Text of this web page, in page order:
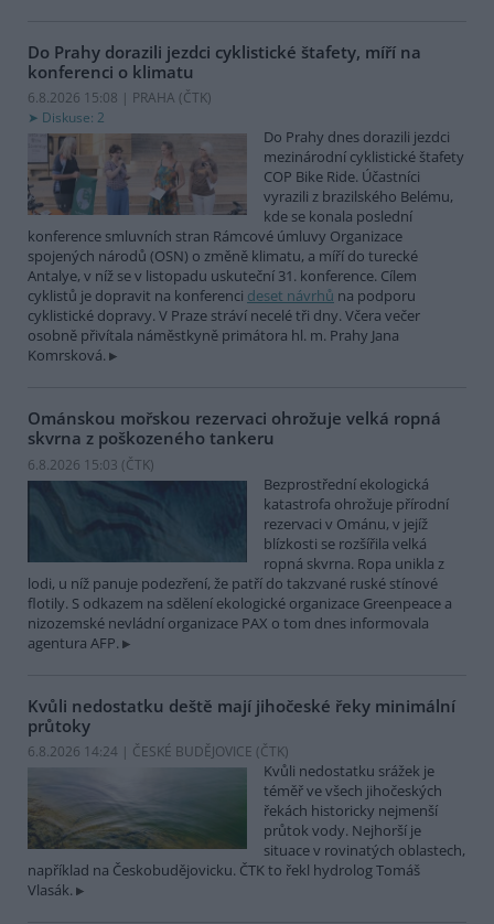
Do Prahy dorazili jezdci cyklistické štafety, míří na
konferenci o klimatu
6.8.2026 15:08 | PRAHA (ČTK)
Diskuse: 2
Do Prahy dnes dorazili jezdci
mezinárodní cyklistické štafety
COP Bike Ride. Účastníci
vyrazili z brazilského Belému,
kde se konala poslední
konference smluvních stran Rámcové úmluvy Organizace
spojených národů (OSN) o změně klimatu, a míří do turecké
Antalye, v níž se v listopadu uskuteční 31. konference. Cílem
cyklistů je dopravit na konferenci deset návrhů na podporu
cyklistické dopravy. V Praze stráví necelé tři dny. Včera večer
osobně přivítala náměstkyně primátora hl. m. Prahy Jana
Komrsková.
Ománskou mořskou rezervaci ohrožuje velká ropná
skvrna z poškozeného tankeru
6.8.2026 15:03 (ČTK)
Bezprostřední ekologická
katastrofa ohrožuje přírodní
rezervaci v Ománu, v jejíž
blízkosti se rozšířila velká
ropná skvrna. Ropa unikla z
lodi, u níž panuje podezření, že patří do takzvané ruské stínové
flotily. S odkazem na sdělení ekologické organizace Greenpeace a
nizozemské nevládní organizace PAX o tom dnes informovala
agentura AFP.
Kvůli nedostatku deště mají jihočeské řeky minimální
průtoky
6.8.2026 14:24 | ČESKÉ BUDĚJOVICE (ČTK)
Kvůli nedostatku srážek je
téměř ve všech jihočeských
řekách historicky nejmenší
průtok vody. Nejhorší je
situace v rovinatých oblastech,
například na Českobudějovicku. ČTK to řekl hydrolog Tomáš
Vlasák.